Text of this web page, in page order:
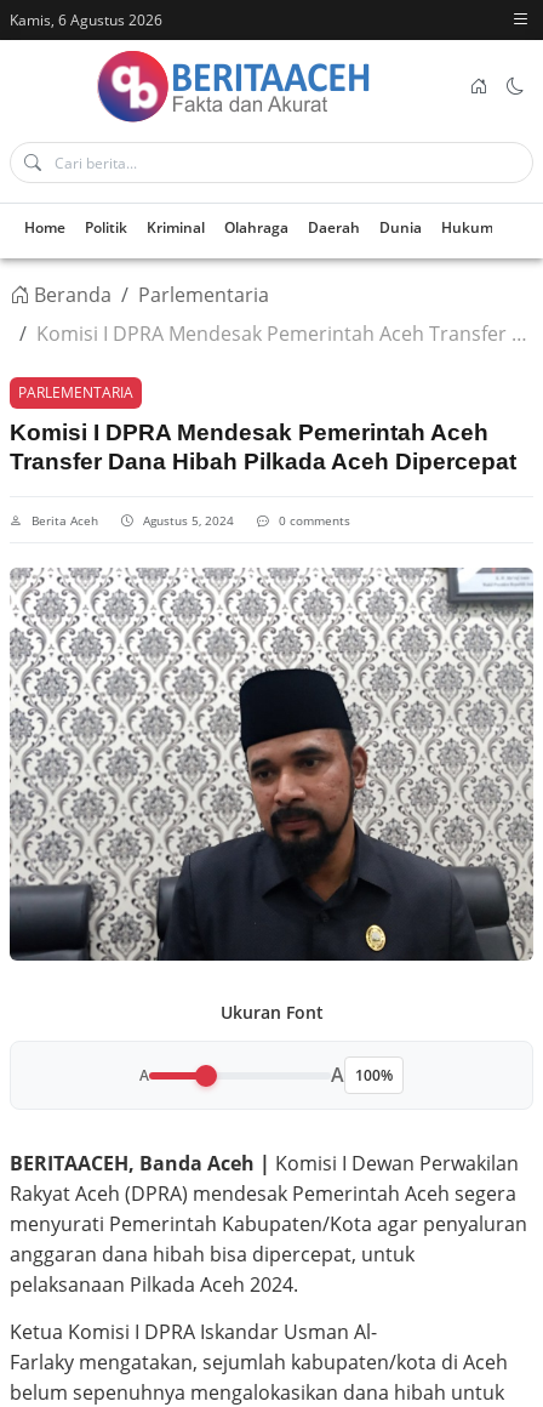
Kamis, 6 Agustus 2026
Home Politik Kriminal Olahraga Daerah Dunia Hukum
Beranda
Parlementaria
Komisi I DPRA Mendesak Pemerintah Aceh Transfer Dana Hibah Pilkada Aceh Dipercepat
PARLEMENTARIA
Komisi I DPRA Mendesak Pemerintah Aceh
Transfer Dana Hibah Pilkada Aceh Dipercepat
Berita Aceh Agustus 5, 2024 0 comments
Ukuran Font
A A 100%
BERITAACEH, Banda Aceh | Komisi I Dewan Perwakilan
Rakyat Aceh (DPRA) mendesak Pemerintah Aceh segera
menyurati Pemerintah Kabupaten/Kota agar penyaluran
anggaran dana hibah bisa dipercepat, untuk
pelaksanaan Pilkada Aceh 2024.
Ketua Komisi I DPRA Iskandar Usman Al-
Farlaky mengatakan, sejumlah kabupaten/kota di Aceh
belum sepenuhnya mengalokasikan dana hibah untuk